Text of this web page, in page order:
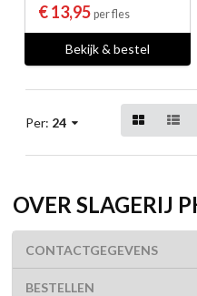
€ 13,95 per fles
Bekijk & bestel
Per: 24
OVER SLAGERIJ
CONTACTGEGEVENS
BESTELLEN